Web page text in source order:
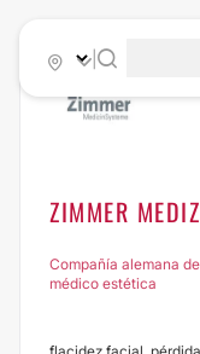
ZIMMER
Compañía alemana
médico estética